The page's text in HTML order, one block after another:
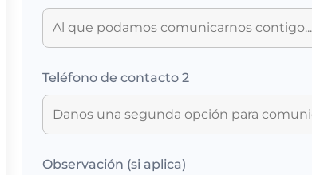
Teléfono de contacto 2
Observación (si aplica)